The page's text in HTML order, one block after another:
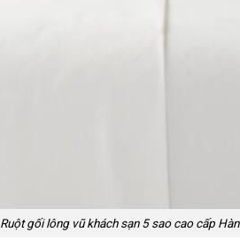
Ruột gối lông vũ khách sạn 5 sao cao cấp